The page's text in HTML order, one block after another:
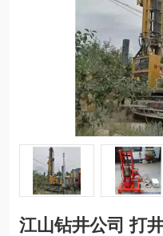
江山钻井公司 打